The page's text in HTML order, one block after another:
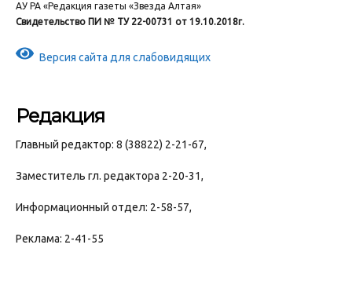
АУ РА «Редакция газеты «Звезда Алтая»
Свидетельство ПИ № ТУ 22-00731 от 19.10.2018г.
Версия сайта для слабовидящих
Редакция
Главный редактор: 8 (38822) 2-21-67,
Заместитель гл. редактора 2-20-31,
Информационный отдел: 2-58-57,
Реклама: 2-41-55